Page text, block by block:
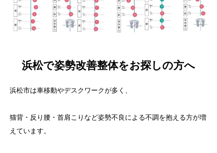
浜松で姿勢改善整体をお探しの方へ
浜松市は車移動やデスクワークが多く、
猫背・反り腰・首肩こりなど姿勢不良による不調を抱える方が増
えています。